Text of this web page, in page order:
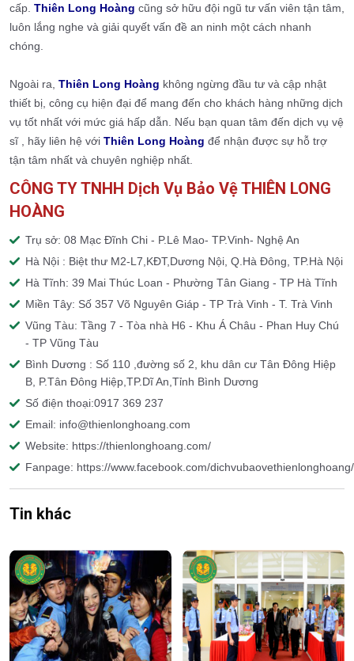
cấp. Thiên Long Hoàng cũng sở hữu đội ngũ tư vấn viên tận tâm,
luôn lắng nghe và giải quyết vấn đề an ninh một cách nhanh
chóng.
Ngoài ra, Thiên Long Hoàng không ngừng đầu tư và cập nhật
thiết bị, công cụ hiện đại để mang đến cho khách hàng những dịch
vụ tốt nhất với mức giá hấp dẫn. Nếu bạn quan tâm đến dịch vụ vệ
sĩ , hãy liên hệ với Thiên Long Hoàng để nhận được sự hỗ trợ
tận tâm nhất và chuyên nghiệp nhất.
CÔNG TY TNHH Dịch Vụ Bảo Vệ THIÊN LONG
HOÀNG
Trụ sở: 08 Mạc Đĩnh Chi - P.Lê Mao- TP.Vinh- Nghệ An
Hà Nội : Biệt thư M2-L7,KĐT,Dương Nội, Q.Hà Đông, TP.Hà Nội
Hà Tĩnh: 39 Mai Thúc Loan - Phường Tân Giang - TP Hà Tĩnh
Miền Tây: Số 357 Võ Nguyên Giáp - TP Trà Vinh - T. Trà Vinh
Vũng Tàu: Tầng 7 - Tòa nhà H6 - Khu Á Châu - Phan Huy Chú
- TP Vũng Tàu
Bình Dương : Số 110 ,đường số 2, khu dân cư Tân Đông Hiệp
B, P.Tân Đông Hiệp,TP.Dĩ An,Tỉnh Bình Dương
Số điện thoại:0917 369 237
Email: info@thienlonghoang.com
Website: https://thienlonghoang.com/
Fanpage: https://www.facebook.com/dichvubaovethienlonghoang/
Tin khác